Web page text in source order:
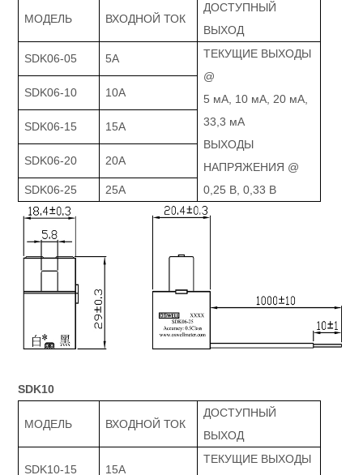
МОДЕЛЬ ВХОДНОЙ ТОК
ДОСТУПНЫЙ
ВЫХОД
SDK06-05 5А
ТЕКУЩИЕ ВЫХОДЫ
@
5 мА, 10 мА, 20 мА,
33,3 мА
ВЫХОДЫ
НАПРЯЖЕНИЯ @
0,25 В, 0,33 В
SDK06-10 10А
SDK06-15 15А
SDK06-20 20А
SDK06-25 25А
SDK10
МОДЕЛЬ ВХОДНОЙ ТОК
ДОСТУПНЫЙ
ВЫХОД
SDK10-15 15А
ТЕКУЩИЕ ВЫХОДЫ